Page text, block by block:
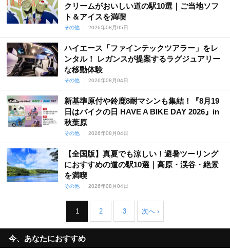
クリームがおいしい道の駅10選｜ご当地ソフ
ト＆アイスを満喫
その他 2026年08月05日
ハイエース「ファインテックツアラー」をレ
ンタル！ レガンスが提案するラグジュアリー
な移動体験
その他 2026年08月04日
新基準原付や鈴鹿8耐マシンも集結！『8月19
日はバイクの日 HAVE A BIKE DAY 2026』in
秋葉原
その他 2026年08月04日
【全国版】真夏でも涼しい！避暑ツーリング
におすすめの道の駅10選｜高原・渓谷・絶景
を満喫
その他 2026年08月04日
1 2 3 次へ ›
今、あなたにおすすめ